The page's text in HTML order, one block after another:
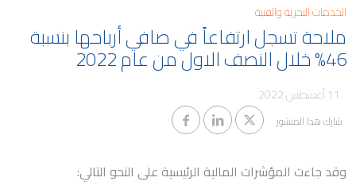
حوكمة الشركات
معلومات مفيدة
وظائف ملاحة
التقطير
تنبيهات الاحتيال
الخدمات البحرية والفنية
ملاحة تسجل ارتفاعاً في صافي أرباحها بنسبة
46% خلال النصف الاول من عام 2022
11 أغسطس 2022
شارك هذا المنشور
وقد جاءت المؤشرات المالية الرئيسية على النحو التالي: